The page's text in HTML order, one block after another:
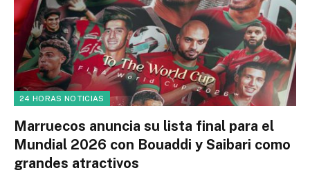
24 HORAS NOTICIAS
Marruecos anuncia su lista final para el
Mundial 2026 con Bouaddi y Saibari como
grandes atractivos